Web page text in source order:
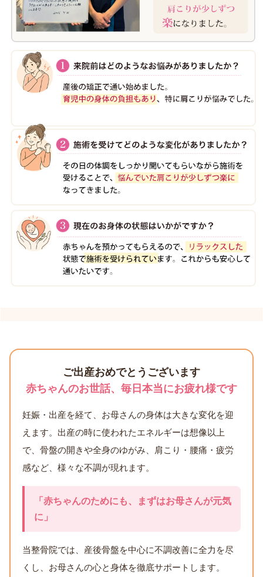
ご出産おめでとうございます
赤ちゃんのお世話、毎日本当にお疲れ様です
妊娠・出産を経て、お母さんの身体は大きな変化を迎
えます。出産の時に使われたエネルギーは想像以上
で、骨盤の開きや全身のゆがみ、肩こり・腰痛・疲労
感など、様々な不調が現れます。
「赤ちゃんのためにも、まずはお母さんが元気
に」
当整骨院では、産後骨盤を中心に不調改善に全力を尽
くし、お母さんの心と身体を徹底サポートします。